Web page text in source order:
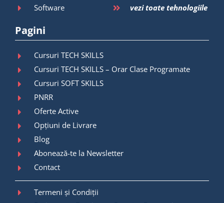
Software
vezi toate tehnologiile
Pagini
Cursuri TECH SKILLS
Cursuri TECH SKILLS – Orar Clase Programate
Cursuri SOFT SKILLS
PNRR
Oferte Active
Opțiuni de Livrare
Blog
Abonează-te la Newsletter
Contact
Termeni și Condiții